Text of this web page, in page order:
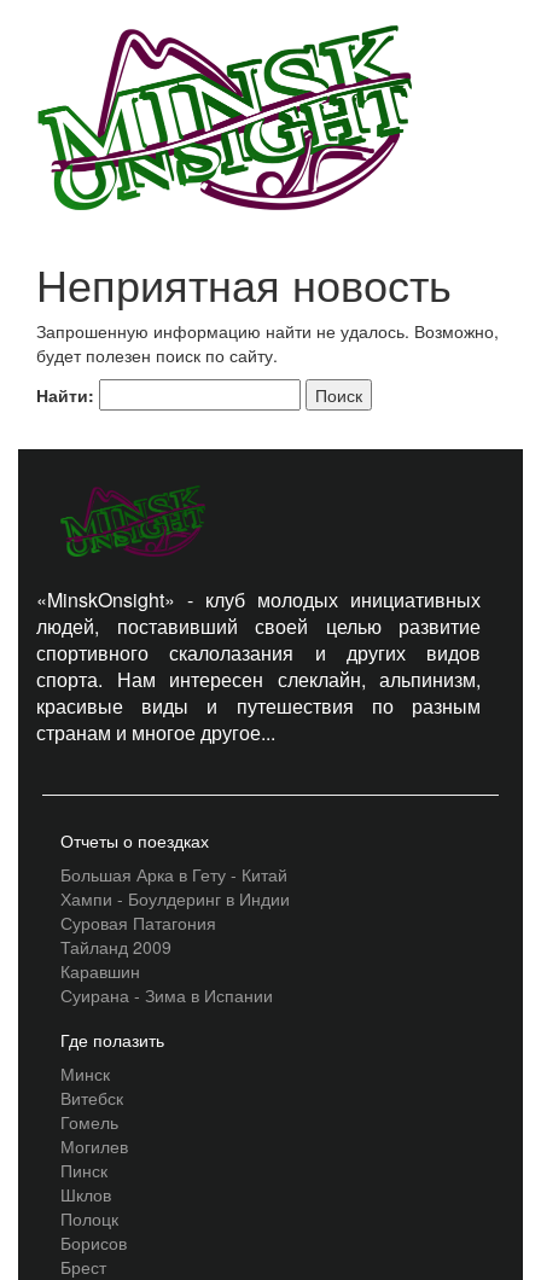
Неприятная новость
Запрошенную информацию найти не удалось. Возможно,
будет полезен поиск по сайту.
Найти:
«MinskOnsight» - клуб молодых инициативных
людей, поставивший своей целью развитие
спортивного скалолазания и других видов
спорта. Нам интересен слеклайн, альпинизм,
красивые виды и путешествия по разным
странам и многое другое...
Отчеты о поездках
Большая Арка в Гету - Китай
Хампи - Боулдеринг в Индии
Суровая Патагония
Тайланд 2009
Каравшин
Суирана - Зима в Испании
Где полазить
Минск
Витебск
Гомель
Могилев
Пинск
Шклов
Полоцк
Борисов
Брест